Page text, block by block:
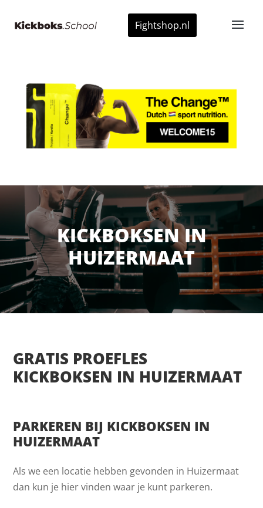
Fightshop.nl
KICKBOKSEN IN
HUIZERMAAT
GRATIS PROEFLES
KICKBOKSEN IN HUIZERMAAT
PARKEREN BIJ KICKBOKSEN IN
HUIZERMAAT
Als we een locatie hebben gevonden in Huizermaat
dan kun je hier vinden waar je kunt parkeren.